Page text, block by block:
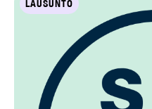
LAUSUNTO